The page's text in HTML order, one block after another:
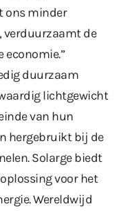
ons minder
verduurzaamt de
economie.”
duurzaam
lichtgewicht
van hun
hergebruikt bij de
Solarge biedt
voor het
Wereldwijd